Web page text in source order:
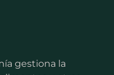
gestiona la